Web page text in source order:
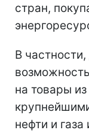
стран,
В
на товары
нефти и